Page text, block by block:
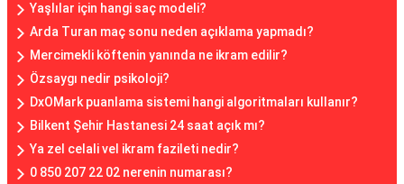
Yaşlılar için hangi saç modeli?
Arda Turan maç sonu neden açıklama yapmadı?
Mercimekli köftenin yanında ne ikram edilir?
Özsaygı nedir psikoloji?
DxOMark puanlama sistemi hangi algoritmaları kullanır?
Bilkent Şehir Hastanesi 24 saat açık mı?
Ya zel celali vel ikram fazileti nedir?
0 850 207 22 02 nerenin numarası?